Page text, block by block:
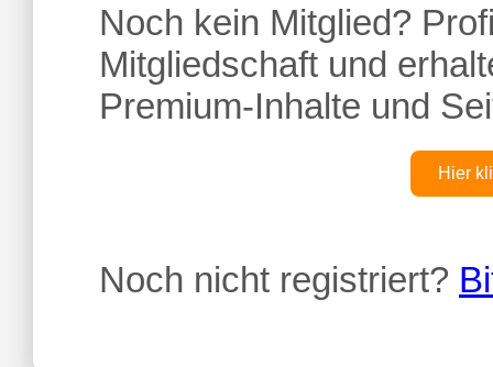
Noch kein Mitglied?
Mitgliedschaft und
Premium-Inhalte und
Hier
Noch nicht registriert?